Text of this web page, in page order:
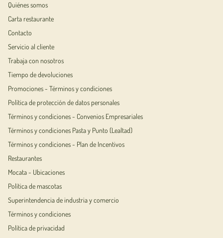
Quiénes somos
Carta restaurante
Contacto
Servicio al cliente
Trabaja con nosotros
Tiempo de devoluciones
Promociones - Términos y condiciones
Política de protección de datos personales
Términos y condiciones - Convenios Empresariales
Términos y condiciones Pasta y Punto (Lealtad)
Términos y condiciones - Plan de Incentivos
Restaurantes
Mocata - Ubicaciones
Política de mascotas
Superintendencia de industria y comercio
Términos y condiciones
Política de privacidad